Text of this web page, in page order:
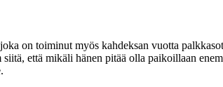
on toiminut myös kahdeksan vuotta
että mikäli hänen pitää olla paikoillaan